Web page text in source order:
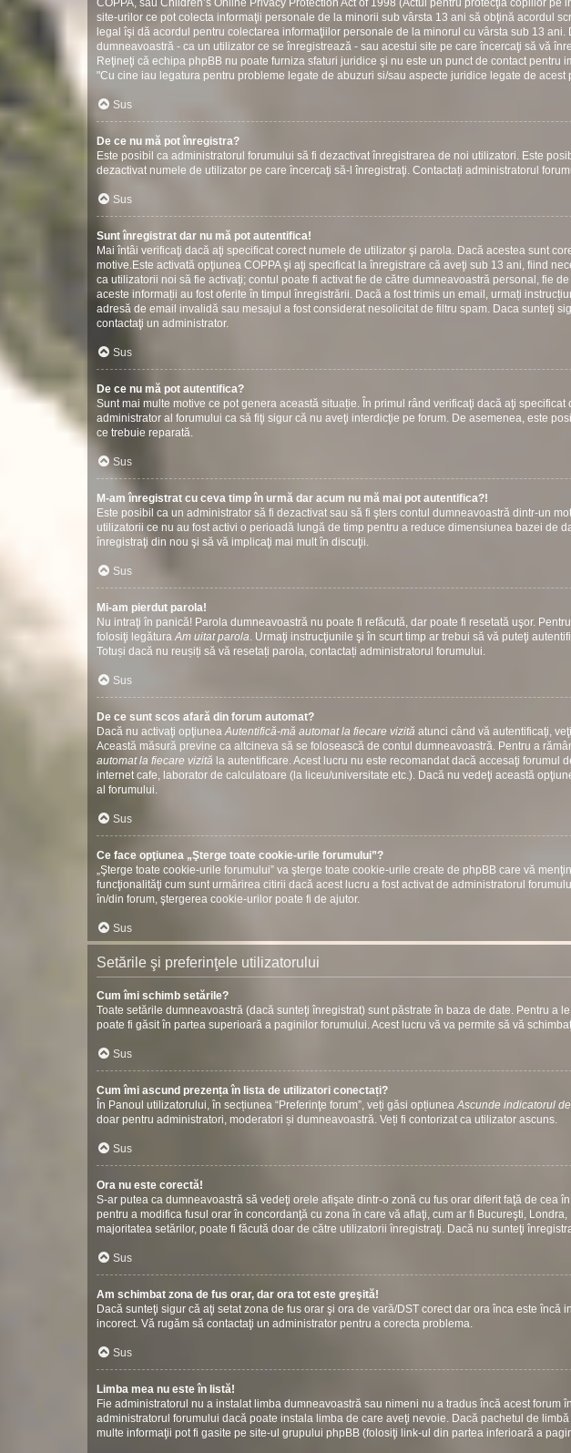
COPPA, sau Children’s Online Privacy Protection Act of 1998 (Actul pentru protecţia copiilor
site-urilor ce pot colecta informaţii personale de la minorii sub vârsta 13 ani să obţină acordul
legal îşi dă acordul pentru colectarea informaţiilor personale de la minorul cu vârsta sub 13
dumneavoastră - ca un utilizator ce se înregistrează - sau acestui site pe care încercaţi să vă
Reţineţi că echipa phpBB nu poate furniza sfaturi juridice şi nu este un punct de contact
"Cu cine iau legatura pentru probleme legate de abuzuri si/sau aspecte juridice legate de acest
Sus
De ce nu mă pot înregistra?
Este posibil ca administratorul forumului să fi dezactivat înregistrarea de noi utilizatori. Este
dezactivat numele de utilizator pe care încercaţi să-l înregistraţi. Contactați administratorul
Sus
Sunt înregistrat dar nu mă pot autentifica!
Mai întâi verificaţi dacă aţi specificat corect numele de utilizator şi parola. Dacă acestea sunt
motive.Este activată opţiunea COPPA şi aţi specificat la înregistrare că aveţi sub 13 ani, fiind
ca utilizatorii noi să fie activaţi; contul poate fi activat fie de către dumneavoastră personal, fie
aceste informații au fost oferite în timpul înregistrării. Dacă a fost trimis un email, urmați
adresă de email invalidă sau mesajul a fost considerat nesolicitat de filtru spam. Daca sunteţi
contactaţi un administrator.
Sus
De ce nu mă pot autentifica?
Sunt mai multe motive ce pot genera această situație. În primul rând verificaţi dacă aţi
administrator al forumului ca să fiţi sigur că nu aveţi interdicţie pe forum. De asemenea, este
ce trebuie reparată.
Sus
M-am înregistrat cu ceva timp în urmă dar acum nu mă mai pot autentifica?!
Este posibil ca un administrator să fi dezactivat sau să fi şters contul dumneavoastră dintr-un
utilizatorii ce nu au fost activi o perioadă lungă de timp pentru a reduce dimensiunea bazei de
înregistraţi din nou şi să vă implicaţi mai mult în discuţii.
Sus
Mi-am pierdut parola!
Nu intraţi în panică! Parola dumneavoastră nu poate fi refăcută, dar poate fi resetată uşor.
folosiţi legăturaAm uitat parola. Urmaţi instrucţiunile şi în scurt timp ar trebui să vă puteţi
Totuși dacă nu reușiți să vă resetați parola, contactați administratorul forumului.
Sus
De ce sunt scos afară din forum automat?
Dacă nu activaţi opţiuneaAutentifică-mă automat la fiecare vizită atunci când vă autentificaţi,
Această măsură previne ca altcineva să se folosească de contul dumneavoastră. Pentru a
automat la fiecare vizită la autentificare. Acest lucru nu este recomandat dacă accesaţi forumul
internet cafe, laborator de calculatoare (la liceu/universitate etc.). Dacă nu vedeţi această
al forumului.
Sus
Ce face opţiunea „Şterge toate cookie-urile forumului”?
„Şterge toate cookie-urile forumului” va şterge toate cookie-urile create de phpBB care vă
funcţionalităţi cum sunt urmărirea citirii dacă acest lucru a fost activat de administratorul
în/din forum, ştergerea cookie-urilor poate fi de ajutor.
Sus
Setările şi preferinţele utilizatorului
Cum îmi schimb setările?
Toate setările dumneavoastră (dacă sunteţi înregistrat) sunt păstrate în baza de date. Pentru a
poate fi găsit în partea superioară a paginilor forumului. Acest lucru vă va permite să vă
Sus
Cum îmi ascund prezența în lista de utilizatori conectați?
În Panoul utilizatorului, în secțiunea “Preferinţe forum”, veți găsi opțiuneaAscunde indicatorul
doar pentru administratori, moderatori și dumneavoastră. Veți fi contorizat ca utilizator ascuns.
Sus
Ora nu este corectă!
S-ar putea ca dumneavoastră să vedeţi orele afişate dintr-o zonă cu fus orar diferit faţă de cea
pentru a modifica fusul orar în concordanţă cu zona în care vă aflaţi, cum ar fi Bucureşti,
majoritatea setărilor, poate fi făcută doar de către utilizatorii înregistraţi. Dacă nu sunteţi
Sus
Am schimbat zona de fus orar, dar ora tot este greşită!
Dacă sunteţi sigur că aţi setat zona de fus orar şi ora de vară/DST corect dar ora înca este încă
incorect. Vă rugăm să contactaţi un administrator pentru a corecta problema.
Sus
Limba mea nu este în listă!
Fie administratorul nu a instalat limba dumneavoastră sau nimeni nu a tradus încă acest forum
administratorul forumului dacă poate instala limba de care aveţi nevoie. Dacă pachetul de
multe informaţii pot fi gasite pe site-ul grupului phpBB (folosiţi link-ul din partea inferioară a